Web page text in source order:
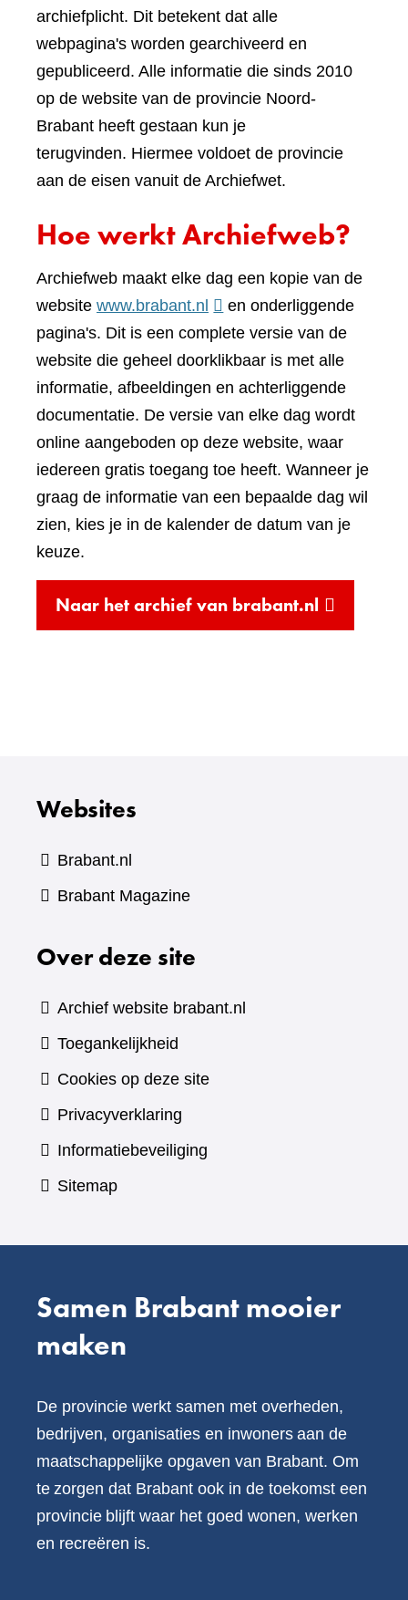
archiefplicht. Dit betekent dat alle
webpagina's worden gearchiveerd en
gepubliceerd. Alle informatie die sinds 2010
op de website van de provincie Noord-
Brabant heeft gestaan kun je
terugvinden. Hiermee voldoet de provincie
aan de eisen vanuit de Archiefwet.
Hoe werkt Archiefweb?
Archiefweb maakt elke dag een kopie van de
website www.brabant.nl (verwijst
naar
een
andere
website)
en onderliggende
pagina's. Dit is een complete versie van de
website die geheel doorklikbaar is met alle
informatie, afbeeldingen en achterliggende
documentatie. De versie van elke dag wordt
online aangeboden op deze website, waar
iedereen gratis toegang toe heeft. Wanneer je
graag de informatie van een bepaalde dag wil
zien, kies je in de kalender de datum van je
keuze.
Naar het archief van brabant.nl (verwijst
naar
Websites
Brabant.nl
Brabant Magazine(verwijst
een
website)
Over deze site
Archief website brabant.nl
Toegankelijkheid
Cookies op deze site
Privacyverklaring
Informatiebeveiliging
Sitemap
Samen Brabant mooier
maken
De provincie werkt samen met overheden,
bedrijven, organisaties en inwoners aan de
maatschappelijke opgaven van Brabant. Om
te zorgen dat Brabant ook in de toekomst een
provincie blijft waar het goed wonen, werken
en recreëren is.